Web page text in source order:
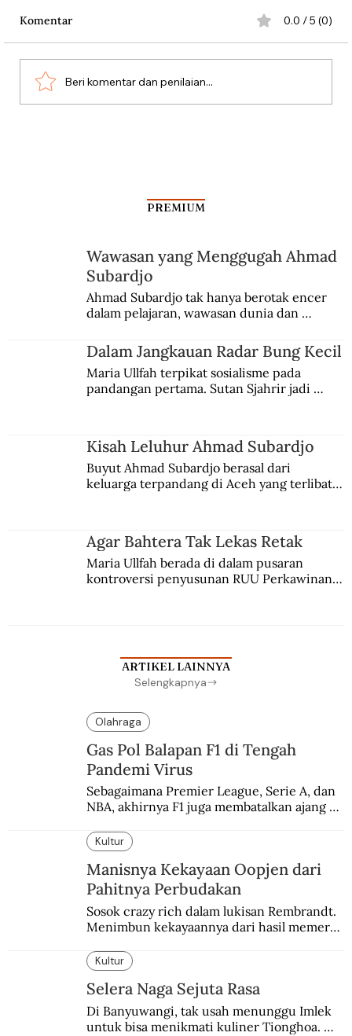
Komentar 0.0 / 5 (0)
Beri komentar dan penilaian...
PREMIUM
Wawasan yang Menggugah Ahmad
Subardjo
Ahmad Subardjo tak hanya berotak encer
dalam pelajaran, wawasan dunia dan
Jules Verne, Multatuli, hingga Sun Yat-sen.
Dalam Jangkauan Radar Bung Kecil
Maria Ullfah terpikat sosialisme pada
pandangan pertama. Sutan Sjahrir jadi
Kisah Leluhur Ahmad Subardjo
Buyut Ahmad Subardjo berasal dari
keluarga terpandang di Aceh yang terlibat
Agar Bahtera Tak Lekas Retak
Maria Ullfah berada di dalam pusaran
kontroversi penyusunan RUU Perkawinan.
ARTIKEL LAINNYA
Selengkapnya
Olahraga
Gas Pol Balapan F1 di Tengah
Pandemi Virus
Sebagaimana Premier League, Serie A, dan
NBA, akhirnya F1 juga membatalkan ajang
enam dekade lampau.
Kultur
Manisnya Kekayaan Oopjen dari
Pahitnya Perbudakan
Sosok crazy rich dalam lukisan Rembrandt.
Menimbun kekayaannya dari hasil memeras
Kultur
Selera Naga Sejuta Rasa
Di Banyuwangi, tak usah menunggu Imlek
untuk bisa menikmati kuliner Tionghoa.